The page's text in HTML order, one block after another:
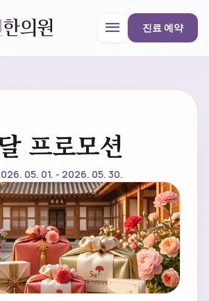
menu 진료 예약
의원close
안내
목
션
프로모션
05. 01. - 2026. 05. 30.